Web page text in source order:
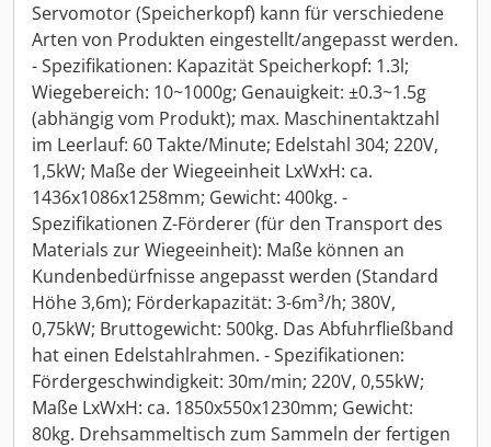
Servomotor (Speicherkopf) kann für verschiedene
Arten von Produkten eingestellt/angepasst werden.
- Spezifikationen: Kapazität Speicherkopf: 1.3l;
Wiegebereich: 10~1000g; Genauigkeit: ±0.3~1.5g
(abhängig vom Produkt); max. Maschinentaktzahl
im Leerlauf: 60 Takte/Minute; Edelstahl 304; 220V,
1,5kW; Maße der Wiegeeinheit LxWxH: ca.
1436x1086x1258mm; Gewicht: 400kg. -
Spezifikationen Z-Förderer (für den Transport des
Materials zur Wiegeeinheit): Maße können an
Kundenbedürfnisse angepasst werden (Standard
Höhe 3,6m); Förderkapazität: 3-6m³/h; 380V,
0,75kW; Bruttogewicht: 500kg. Das Abfuhrfließband
hat einen Edelstahlrahmen. - Spezifikationen:
Fördergeschwindigkeit: 30m/min; 220V, 0,55kW;
Maße LxWxH: ca. 1850x550x1230mm; Gewicht:
80kg. Drehsammeltisch zum Sammeln der fertigen